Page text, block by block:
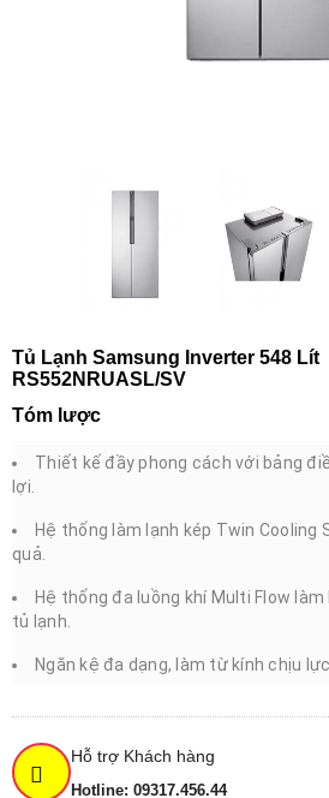
Tủ Lạnh Samsung Inverter 548 Lít
RS552NRUASL/SV
Tóm lược
Thiết kế đầy phong cách với bảng
lợi.
Hệ thống làm lạnh kép Twin
quả.
Hệ thống đa luồng khí Multi Flow
tủ lạnh.
Ngăn kệ đa dạng, làm từ kính chịu
Hỗ trợ Khách hàng
Hotline: 09317.456.44